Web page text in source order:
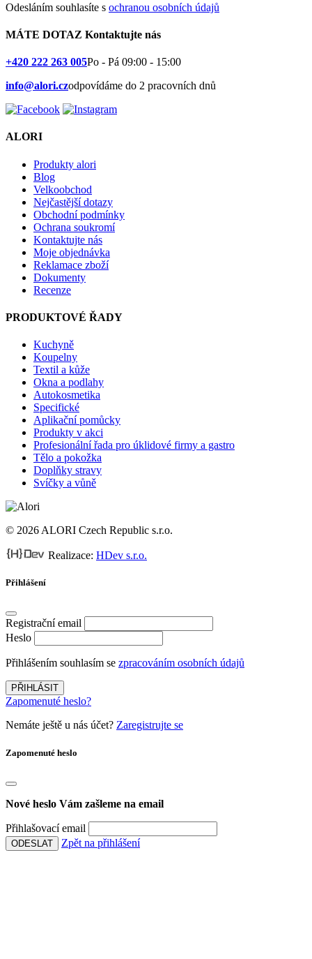
Odesláním souhlasíte s ochranou osobních údajů
MÁTE DOTAZ Kontaktujte nás
+420 222 263 005Po - Pá 09:00 - 15:00
info@alori.czodpovídáme do 2 pracovních dnů
ALORI
Produkty alori
Blog
Velkoobchod
Nejčastější dotazy
Obchodní podmínky
Ochrana soukromí
Kontaktujte nás
Moje objednávka
Reklamace zboží
Dokumenty
Recenze
PRODUKTOVÉ ŘADY
Kuchyně
Koupelny
Textil a kůže
Okna a podlahy
Autokosmetika
Specifické
Aplikační pomůcky
Produkty v akci
Profesionální řada pro úklidové firmy a gastro
Tělo a pokožka
Doplňky stravy
Svíčky a vůně
© 2026 ALORI Czech Republic s.r.o.
Realizace: HDev s.r.o.
Přihlášení
Registrační email
Heslo
Přihlášením souhlasím se zpracováním osobních údajů
PŘIHLÁSIT
Zapomenuté heslo?
Nemáte ještě u nás účet? Zaregistrujte se
Zapomenuté heslo
Nové heslo Vám zašleme na email
Přihlašovací email
ODESLAT Zpět na přihlášení